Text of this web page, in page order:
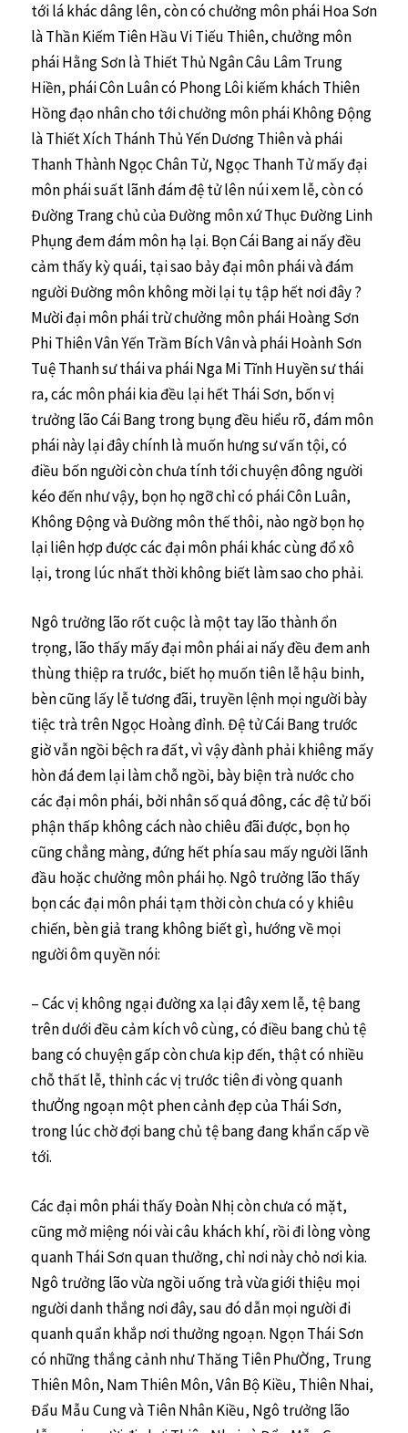
tới lá khác dâng lên, còn có chưởng môn phái Hoa Sơn
là Thần Kiếm Tiên Hầu Vi Tiếu Thiên, chưởng môn
phái Hằng Sơn là Thiết Thủ Ngân Câu Lâm Trung
Hiền, phái Côn Luân có Phong Lôi kiếm khách Thiên
Hồng đạo nhân cho tới chưởng môn phái Không Động
là Thiết Xích Thánh Thủ Yến Dương Thiên và phái
Thanh Thành Ngọc Chân Tử, Ngọc Thanh Tử mấy đại
môn phái suất lãnh đám đệ tử lên núi xem lễ, còn có
Đường Trang chủ của Đường môn xứ Thục Đường Linh
Phụng đem đám môn hạ lại. Bọn Cái Bang ai nấy đều
cảm thấy kỳ quái, tại sao bảy đại môn phái và đám
người Đường môn không mời lại tụ tập hết nơi đây ?
Mười đại môn phái trừ chưởng môn phái Hoàng Sơn
Phi Thiên Vân Yến Trầm Bích Vân và phái Hoành Sơn
Tuệ Thanh sư thái va phái Nga Mi Tĩnh Huyền sư thái
ra, các môn phái kia đều lại hết Thái Sơn, bốn vị
trưởng lão Cái Bang trong bụng đều hiểu rõ, đám môn
phái này lại đây chính là muốn hưng sư vấn tội, có
điều bốn người còn chưa tính tới chuyện đông người
kéo đến như vậy, bọn họ ngỡ chỉ có phái Côn Luân,
Không Động và Đường môn thế thôi, nào ngờ bọn họ
lại liên hợp được các đại môn phái khác cùng đổ xô
lại, trong lúc nhất thời không biết làm sao cho phải.
Ngô trưởng lão rốt cuộc là một tay lão thành ổn
trọng, lão thấy mấy đại môn phái ai nấy đều đem anh
thùng thiệp ra trước, biết họ muốn tiên lễ hậu binh,
bèn cũng lấy lễ tương đãi, truyền lệnh mọi người bày
tiệc trà trên Ngọc Hoàng đỉnh. Đệ tử Cái Bang trước
giờ vẫn ngồi bệch ra đất, vì vậy đành phải khiêng mấy
hòn đá đem lại làm chỗ ngồi, bày biện trà nước cho
các đại môn phái, bởi nhân số quá đông, các đệ tử bối
phận thấp không cách nào chiêu đãi được, bọn họ
cũng chẳng màng, đứng hết phía sau mấy người lãnh
đầu hoặc chưởng môn phái họ. Ngô trưởng lão thấy
bọn các đại môn phái tạm thời còn chưa có y khiêu
chiến, bèn giả trang không biết gì, hướng về mọi
người ôm quyền nói:
– Các vị không ngại đường xa lại đây xem lễ, tệ bang
trên dưới đều cảm kích vô cùng, có điều bang chủ tệ
bang có chuyện gấp còn chưa kịp đến, thật có nhiều
chỗ thất lễ, thỉnh các vị trước tiên đi vòng quanh
thưỞng ngoạn một phen cảnh đẹp của Thái Sơn,
trong lúc chờ đợi bang chủ tệ bang đang khẩn cấp về
tới.
Các đại môn phái thấy Đoàn Nhị còn chưa có mặt,
cũng mở miệng nói vài câu khách khí, rồi đi lòng vòng
quanh Thái Sơn quan thưởng, chỉ nơi này chỏ nơi kia.
Ngô trưởng lão vừa ngồi uống trà vừa giới thiệu mọi
người danh thắng nơi đây, sau đó dẫn mọi người đi
quanh quẩn khắp nơi thưởng ngoạn. Ngọn Thái Sơn
có những thắng cảnh như Thăng Tiên PhưỜng, Trung
Thiên Môn, Nam Thiên Môn, Vân Bộ Kiều, Thiên Nhai,
Đẩu Mẫu Cung và Tiên Nhân Kiều, Ngô trưởng lão